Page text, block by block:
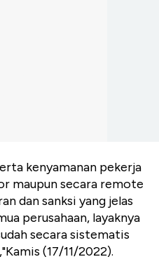
kenyamanan pekerja
maupun secara remote
dan sanksi yang jelas
perusahaan, layaknya
secara sistematis
(17/11/2022).